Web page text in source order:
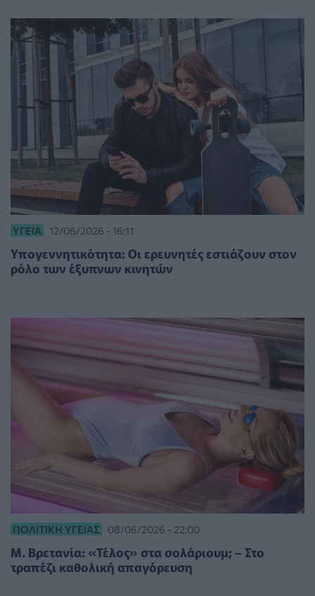
ΥΓΕΊΑ 12/06/2026 - 16:11
Υπογεννητικότητα: Οι ερευνητές εστιάζουν στον
ρόλο των έξυπνων κινητών
ΠΟΛΙΤΙΚΉ ΥΓΕΊΑΣ 08/06/2026 - 22:00
Μ. Βρετανία: «Τέλος» στα σολάριουμ; – Στο
τραπέζι καθολική απαγόρευση